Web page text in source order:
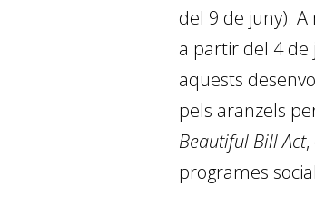
del 9 de juny).
a partir del 4 de
aquests
pels aranzels
Beautiful Bill Act
programes